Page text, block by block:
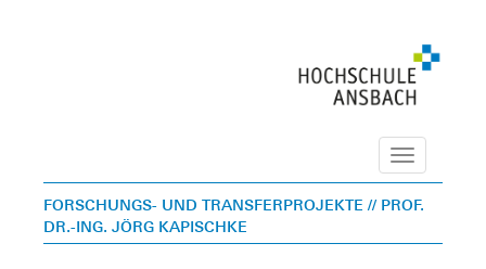
Navigation
FORSCHUNGS- UND TRANSFERPROJEKTE // PROF.
DR.-ING. JÖRG KAPISCHKE